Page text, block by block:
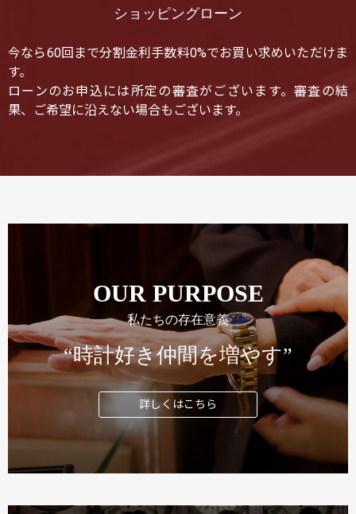
ショッピングローン
今なら60回まで分割金利手数料0%でお買い求めいただけま
す。
ローンのお申込には所定の審査がございます。審査の結
果、ご希望に沿えない場合もございます。
OUR PURPOSE
私たちの存在意義
“時計好き仲間を増やす”
詳しくはこちら